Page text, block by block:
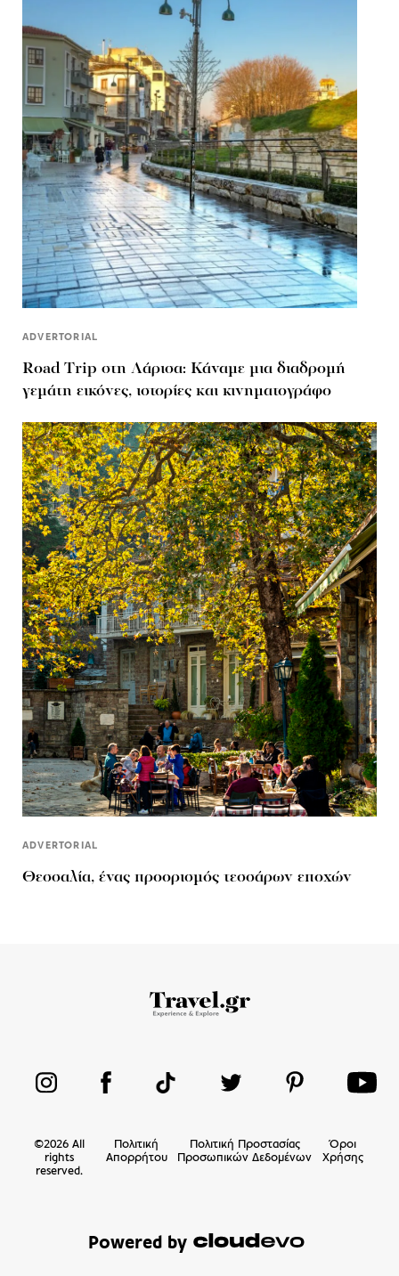
ADVERTORIAL
Road Τrip στη Λάρισα: Κάναμε μια διαδρομή
γεμάτη εικόνες, ιστορίες και κινηματογράφο
ADVERTORIAL
Θεσσαλία, ένας προορισμός τεσσάρων εποχών
©2026 All
rights
reserved.
Πολιτική
Απορρήτου
Πολιτική Προστασίας
Προσωπικών Δεδομένων
Όροι
Χρήσης
Powered by